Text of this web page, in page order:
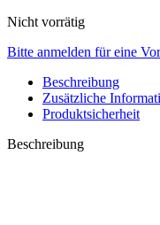
Nicht vorrätig
Bitte anmelden für eine
Beschreibung
Zusätzliche
Produktsicherheit
Beschreibung